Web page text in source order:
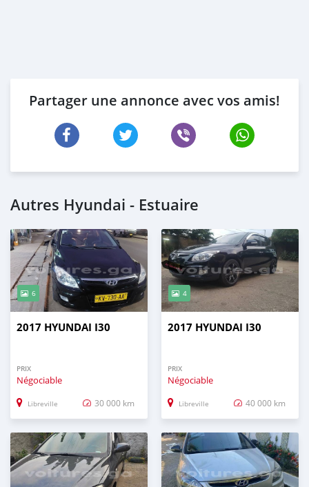
Partager une annonce avec vos amis!
Autres Hyundai - Estuaire
6
2017 HYUNDAI I30
PRIX
Négociable
Libreville 30 000 km
4
2017 HYUNDAI I30
PRIX
Négociable
Libreville 40 000 km